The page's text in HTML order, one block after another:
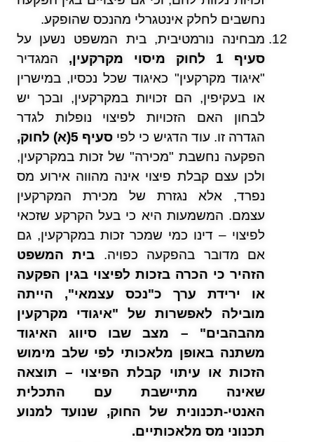
נחשבים לחלק אינטגרלי מהנכס שהופקע.
מבחינה נורמטיבית, בית המשפט נשען על
סעיף 1 לחוק מיסוי מקרקעין,
המגדיר
"איגוד מקרקעין" כאיגוד שכל נכסיו, במישרין
או בעקיפין, הם זכויות במקרקעין, ובכך יש
לבחון האם הזכויות לפיצוי נופלות לגדר
הגדרה זו. עוד הדגיש כי לפי סעיף 5(א) לחוק,
הפקעה נחשבת "מכירה" של זכות במקרקעין,
ולכן עצם קבלת פיצוי אינה מהווה אירוע מס
נפרד, אלא נגזרת של מכירת המקרקעין
עצמם. המשמעות היא כי בעל הקרקע שזכאי
לפיצוי – דינו כמי שמכר זכות במקרקעין, גם
אם מדובר בהפקעה כפויה. בית המשפט
הזהיר כי הכרה בזכות לפיצוי בגין הפקעה
או ירידת ערך כ"נכס עצמאי", הייתה
מובילה לאפשרות של "איגודי מקרקעין
מהבהבים" – מצב שבו סיווג האיגוד
משתנה באופן מלאכותי לפי שלב מימוש
הזכות או עיתוי קבלת הפיצוי – תוצאה
שאינה מתיישבת עם התכלית
האנטי-תכנונית של החוק, שנועד למנוע
תכנוני מס מלאכותיים.